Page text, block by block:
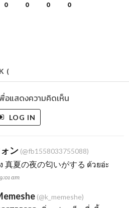
0 0 0 0
(
พื่อแสดงความคิดเห็น
LOG IN
ン (@fb1558033755088)
真夏の夜の匂いがする ด้วยอ่ะ
am
(@k_memeshe)